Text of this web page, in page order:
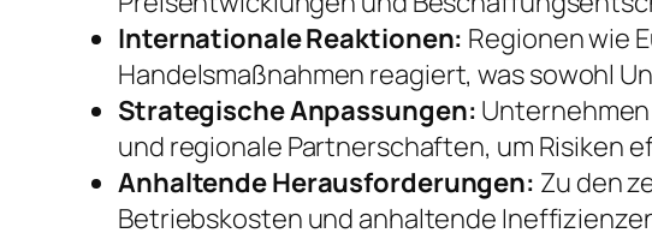
Internationale Reaktionen: Regionen wie
Handelsmaßnahmen reagiert, was sowohl
Strategische Anpassungen:
und regionale Partnerschaften, um Risiken
Anhaltende Herausforderungen: Zu den
Betriebskosten und anhaltende